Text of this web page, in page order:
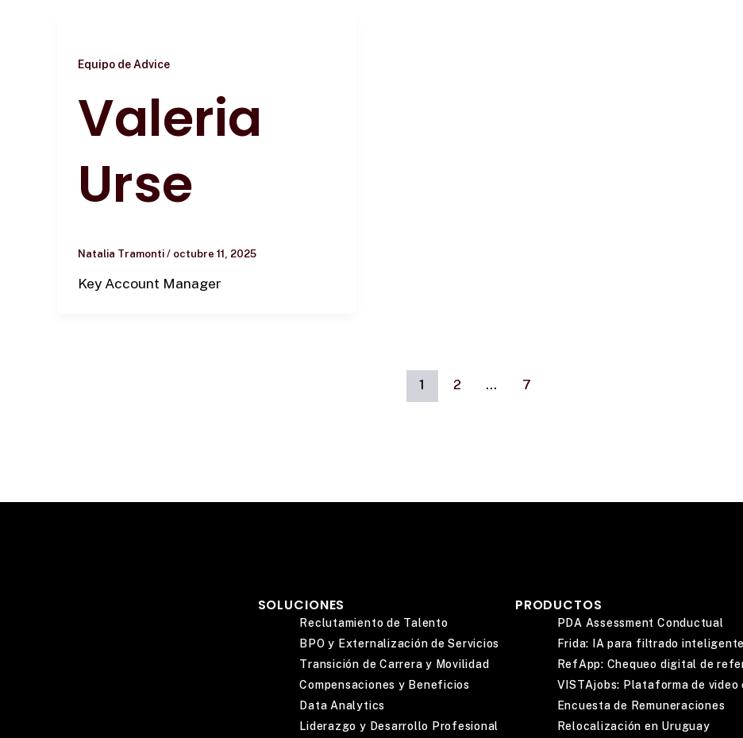
Equipo de Advice
Valeria
Urse
Natalia Tramonti/ octubre 11, 2025
Key Account Manager
1 2 ... 7
SOLUCIONES
Reclutamiento de Talento
BPO y Externalización de Servicios
Transición de Carrera y Movilidad
Compensaciones y Beneficios
Data Analytics
Liderazgo y Desarrollo Profesional
PRODUCTOS
PDA Assessment Conductual
Frida: IA para filtrado
RefApp: Chequeo digital de
VISTAjobs: Plataforma de
Encuesta de Remuneraciones
Relocalización en Uruguay